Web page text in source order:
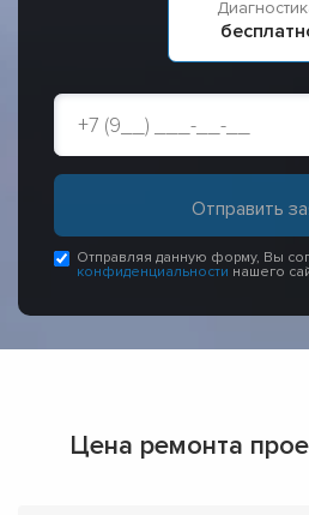
Отправляя данную форму, Вы
конфиденциальности нашего
Цена ремонта